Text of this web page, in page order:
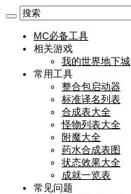
MC必备工具
相关游戏
我的世界地下城
常用工具
整合包启动器
标准译名列表
合成表大全
怪物列表大全
附魔大全
药水合成表图
状态效果大全
成就一览表
常见问题